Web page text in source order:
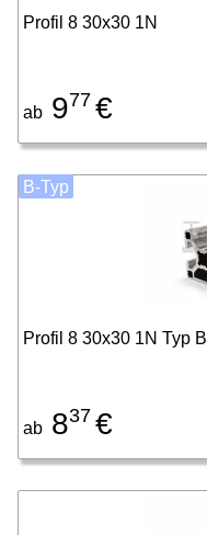
Profil 8 30x30 1N
ab 977 €
Profil 8 30x30 1N Typ B
ab 837 €
B-Typ